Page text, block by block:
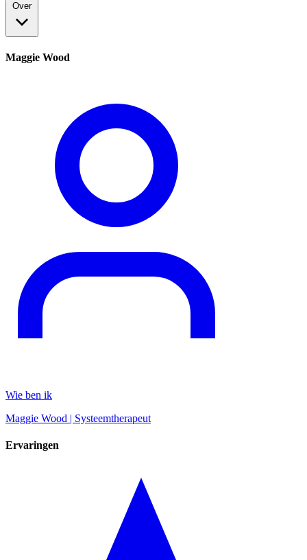
Over
Maggie Wood
Wie ben ik
Maggie Wood | Systeemtherapeut
Ervaringen